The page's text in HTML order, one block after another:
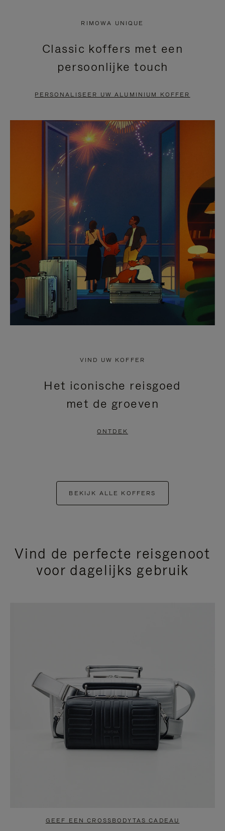
DRUK
OM
PAUZEREN
VIDEO
IS
UITGESCHAKELD.
HIER
OM
HET
DEMPEN
OP
TE
HEFFEN
RIMOWA UNIQUE
Classic koffers met een
persoonlijke touch
PERSONALISEER UW ALUMINIUM KOFFER
VIND UW KOFFER
Het iconische reisgoed
met de groeven
ONTDEK
BEKIJK ALLE KOFFERS
Vind de perfecte reisgenoot
voor dagelijks gebruik
GEEF EEN CROSSBODYTAS CADEAU